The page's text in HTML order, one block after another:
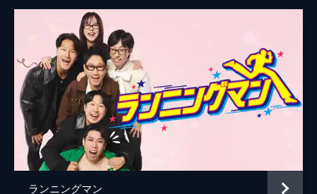
ウビンの提案で肥料をまきにいくことにした
4人。ギバンの差し入れを食べながら畑へ向
かう。畑に着くとすいかの実がなっているの
を発見して大はしゃぎ。農作業を終えた後は
豆腐料理店で絶品の豆腐料理を味わう。
88分
第6話 僕らの畑に緊張感を与える…
バドミントン対決で負けて悔しさを味わって
いた4人は、録画ボタンの操作とえごまの葉
の洗浄を懸けたユンノリ対決をスタッフに提
案する。英語禁止のユンノリで、OKやナイ
スなど、うっかり英語を口にしてしまい...。
ランニングマン